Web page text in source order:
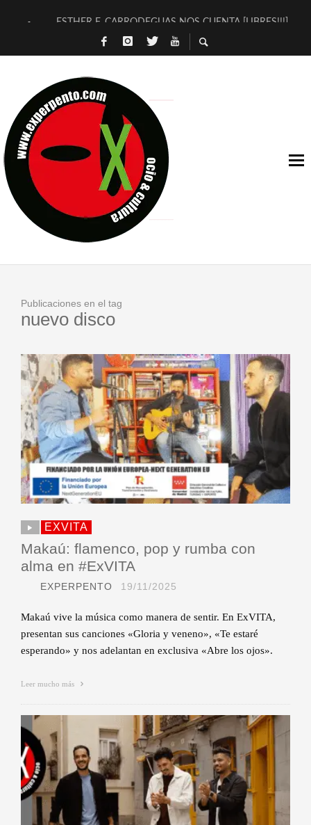
ESTHER F. CARRODEGUAS NOS CUENTA [LIBRES!!!]
[TERRA DE GUAPES] DE SANDRA MONFORT
TIMBRE 4, LA ESCUELA DEL DIRECTOR TEATRAL CLAUDIO
30 AÑOS (NO ES NADA) DE LA KATARSIS DEL TOMATAZO
MILITARES JUDÍAS EN #EXVITA
D’BALDOMEROS REINVENTAN [BITÁCORA 3.0] EN EXVITA
MARSHALL FLASH PRESENTA EN EXVITA [RELATIVA
JOFRE BARDAGÍ EN EXVITA INTERPRETANDO A SERRAT
Publicaciones en el tag
nuevo disco
EXVITA
Makaú: flamenco, pop y rumba con
alma en #ExVITA
EXPERPENTO 19/11/2025
Makaú vive la música como manera de sentir. En ExVITA,
presentan sus canciones «Gloria y veneno», «Te estaré
esperando» y nos adelantan en exclusiva «Abre los ojos».
Leer mucho más